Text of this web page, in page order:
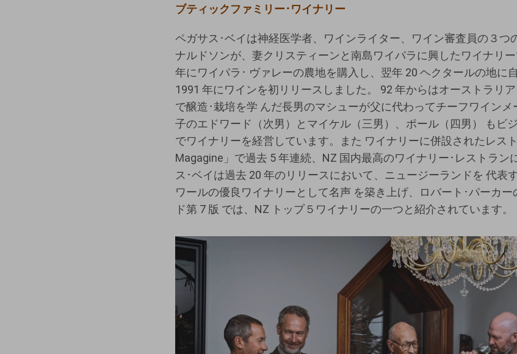
ブティックファミリー･ワイナリー
ペガサス･ベイは神経医学者、ワインライター、ワイン審査員の３つ
ナルドソンが、妻クリスティーンと南島ワイパラに興したワイナリ
年にワイパラ･ ヴァレーの農地を購⼊し、翌年 20 ヘクタールの地に
1991 年にワインを初リリースしました。 92 年からはオーストラリ
で醸造･栽培を学 んだ⻑男のマシューが⽗に代わってチーフワイン
子のエドワード（次男）とマイケル（三男）、ポール（四男） もビ
でワイナリーを経営しています。また ワイナリーに併設されたレス
Magagine」で過去 5 年連続、NZ 国内最高のワイナリー･レストラン
ス･ベイは過去 20 年のリリースにおいて、ニュージーランドを 代表
ワールの優良ワイナリーとして名声 を築き上げ、ロバート･パーカー
ド第 7 版 では、NZ トップ５ワイナリーの一つと紹介されています。